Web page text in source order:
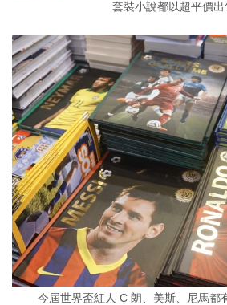
套裝小說都以超平價出
今屆世界盃紅人 C 朗、美斯、尼馬都